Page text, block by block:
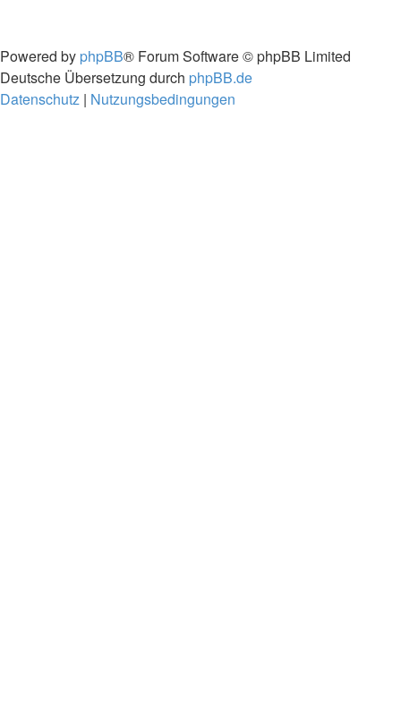
Powered by phpBB® Forum Software © phpBB Limited
Deutsche Übersetzung durch phpBB.de
Datenschutz | Nutzungsbedingungen